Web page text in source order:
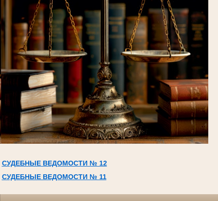
СУДЕБНЫЕ ВЕДОМОСТИ № 12
СУДЕБНЫЕ ВЕДОМОСТИ № 11